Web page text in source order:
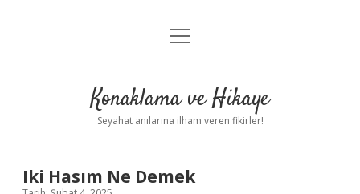
Anasayfa
Yasal Uyarı
menüyü
Konaklama ve Hikaye
Seyahat anılarına ilham veren fikirler!
Iki Hasım Ne Demek